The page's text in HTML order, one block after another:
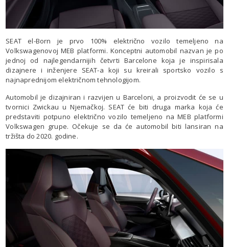
SEAT el-Born je prvo 100% električno vozilo temeljeno na
Volkswagenovoj MEB platformi. Konceptni automobil nazvan je po
jednoj od najlegendarnijih četvrti Barcelone koja je inspirisala
dizajnere i inženjere SEAT-a koji su kreirali sportsko vozilo s
najnaprednijom električnom tehnologijom.
Automobil je dizajniran i razvijen u Barceloni, a proizvodit će se u
tvornici Zwickau u Njemačkoj. SEAT će biti druga marka koja će
predstaviti potpuno električno vozilo temeljeno na MEB platformi
Volkswagen grupe. Očekuje se da će automobil biti lansiran na
tržišta do 2020. godine.